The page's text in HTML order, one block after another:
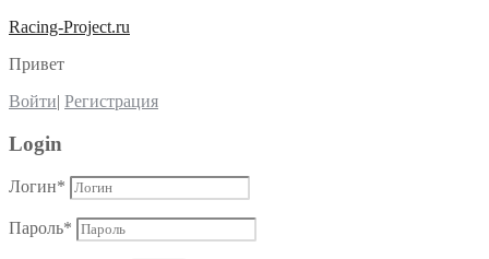
Racing-Project.ru
Привет
Войти| Регистрация
Login
Логин*
Пароль*